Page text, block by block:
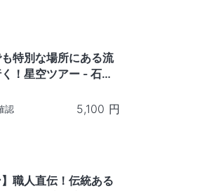
特別な場所にある流
！星空ツアー - 石垣
認 5,100 円
】職人直伝！伝統ある